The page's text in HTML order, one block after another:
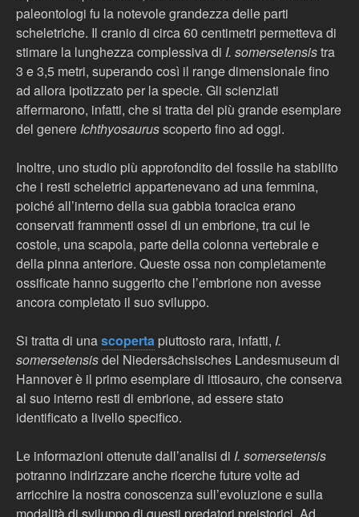
paleontologi fu la notevole grandezza delle parti
scheletriche. Il cranio di circa 60 centimetri permetteva di
stimare la lunghezza complessiva di I. somersetensistra
3 e 3,5 metri, superando così il range dimensionale fino
ad allora ipotizzato per la specie. Gli scienziati
affermarono, infatti, che si tratta del più grande esemplare
del genere Ichthyosaurusscoperto fino ad oggi.
Inoltre, uno studio più approfondito del fossile ha stabilito
che i resti scheletrici appartenevano ad una femmina,
poiché all’interno della sua gabbia toracica erano
conservati frammenti ossei di un embrione, tra cui le
costole, una scapola, parte della colonna vertebrale e
della pinna anteriore. Queste ossa non completamente
ossificate hanno suggerito che l’embrione non avesse
ancora completato il suo sviluppo.
Si tratta di unascoperta piuttosto rara, infatti, I.
somersetensisdel Niedersächsisches Landesmuseum di
Hannover è il primo esemplare di ittiosauro, che conserva
al suo interno resti di embrione, ad essere stato
identificato a livello specifico.
Le informazioni ottenute dall’analisi di I. somersetensis
potranno indirizzare anche ricerche future volte ad
arricchire la nostra conoscenza sull’evoluzione e sulla